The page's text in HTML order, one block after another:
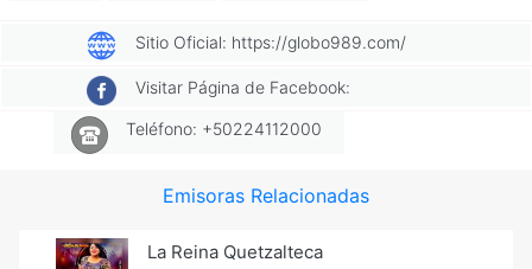
Sitio Oficial: https://globo989.com/
Visitar Página de Facebook:
Teléfono: +50224112000
Emisoras Relacionadas
La Reina Quetzalteca